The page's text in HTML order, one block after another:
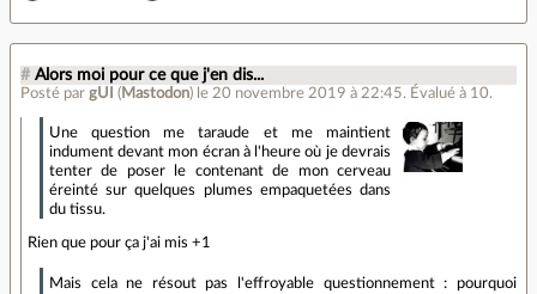
# Alors moi pour ce que j'en dis...
Posté par gUI ( Mastodon) le 20 novembre 2019 à 22:45. Évalué à 10.
Une question me taraude et me maintient
indument devant mon écran à l'heure où je devrais
tenter de poser le contenant de mon cerveau
éreinté sur quelques plumes empaquetées dans
du tissu.
Rien que pour ça j'ai mis +1
Mais cela ne résout pas l'effroyable questionnement : pourquoi